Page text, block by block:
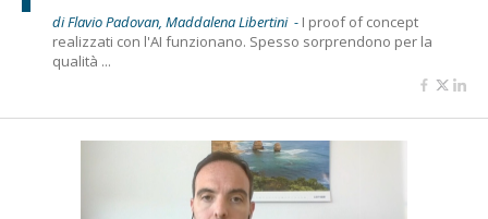
di Flavio Padovan, Maddalena Libertini - I proof of concept
realizzati con l'AI funzionano. Spesso sorprendono per la
qualità ...